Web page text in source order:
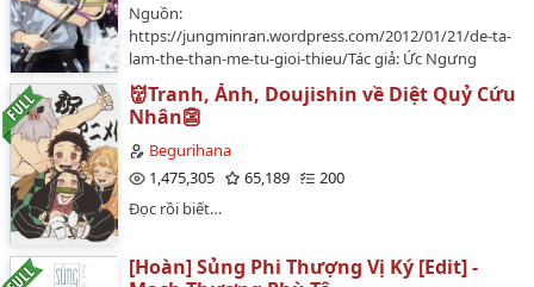
là ...…
Nguồn:
https://jungminran.wordpress.com/2012/01/21/de-ta-
lam-the-than-me-tu-gioi-thieu/Tác giả: Ức Ngưng
MaiThể loại: cường cường, ích kỷ đầu đá công, thuần
khiết linh hoạt thụ (trong quá khứ), ngược luyến tàn
tâm, HETình trạng bản gốc: 129 chương + 1 phiên
ngoại hoànGiới thiệu.Bối cảnh của truyện tiếp nối với
Thế thân "rối", khi mà Tại Trung đã quay về Minh trang
chủ phu nhân "hữu danh vô thực"!Không những
thành "cái bóng" của Tại Trung mà còn chịu tổn thương
👹Tranh, Ảnh, Doujishin về Diệt Quỷ Cứu
Nhân👺
Begurihana
1,475,305
65,189
200
Đọc rồi biết…
[Hoàn] Sủng Phi Thượng Vị Ký [Edit] -